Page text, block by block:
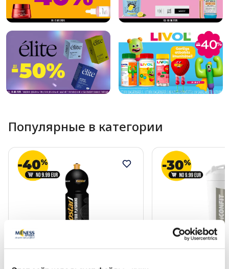
Популярные в категории
Sports бутылка, 1 шт.